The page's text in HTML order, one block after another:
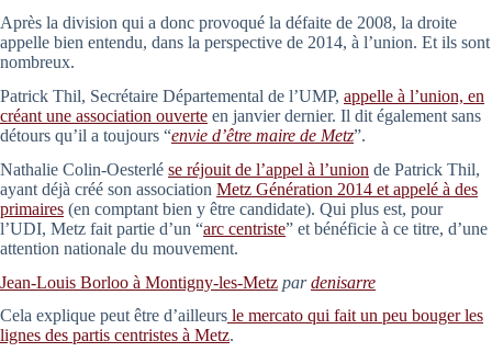
Après la division qui a donc provoqué la défaite de 2008, la droite
appelle bien entendu, dans la perspective de 2014, à l’union. Et ils sont
nombreux.
Patrick Thil, Secrétaire Départemental de l’UMP, appelle à l’union, en
créant une association ouverte en janvier dernier. Il dit également sans
détours qu’il a toujours “envie d’être maire de Metz”.
Nathalie Colin-Oesterlé se réjouit de l’appel à l’union de Patrick Thil,
ayant déjà créé son association Metz Génération 2014 et appelé à des
primaires (en comptant bien y être candidate). Qui plus est, pour
l’UDI, Metz fait partie d’un “arc centriste” et bénéficie à ce titre, d’une
attention nationale du mouvement.
Jean-Louis Borloo à Montigny-les-Metz pardenisarre
Cela explique peut être d’ailleurs le mercato qui fait un peu bouger les
lignes des partis centristes à Metz.